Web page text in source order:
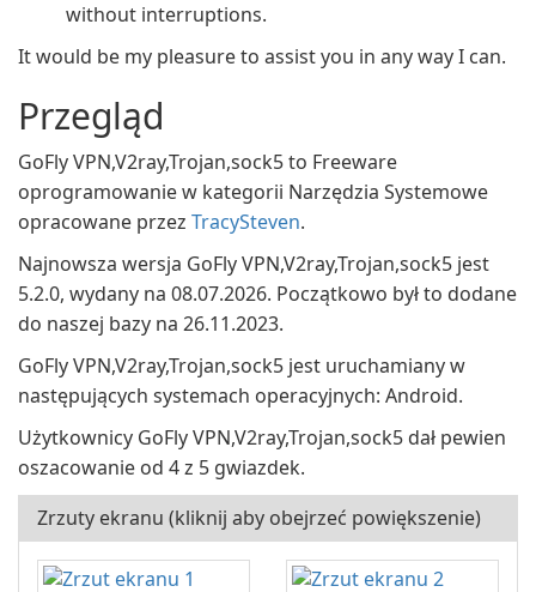
without interruptions.
It would be my pleasure to assist you in any way I can.
Przegląd
GoFly VPN,V2ray,Trojan,sock5 to Freeware
oprogramowanie w kategorii Narzędzia Systemowe
opracowane przez TracySteven.
Najnowsza wersja GoFly VPN,V2ray,Trojan,sock5 jest
5.2.0, wydany na 08.07.2026. Początkowo był to dodane
do naszej bazy na 26.11.2023.
GoFly VPN,V2ray,Trojan,sock5 jest uruchamiany w
następujących systemach operacyjnych: Android.
Użytkownicy GoFly VPN,V2ray,Trojan,sock5 dał pewien
oszacowanie od 4 z 5 gwiazdek.
Zrzuty ekranu (kliknij aby obejrzeć powiększenie)